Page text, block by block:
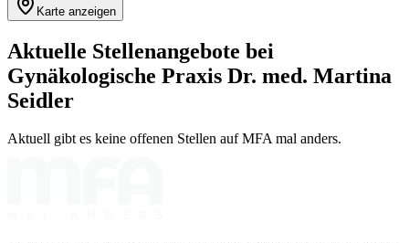
Karte anzeigen
Aktuelle Stellenangebote bei
Gynäkologische Praxis Dr. med. Martina
Seidler
Aktuell gibt es keine offenen Stellen auf MFA mal anders.